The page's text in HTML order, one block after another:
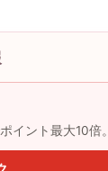
イント最大10倍。